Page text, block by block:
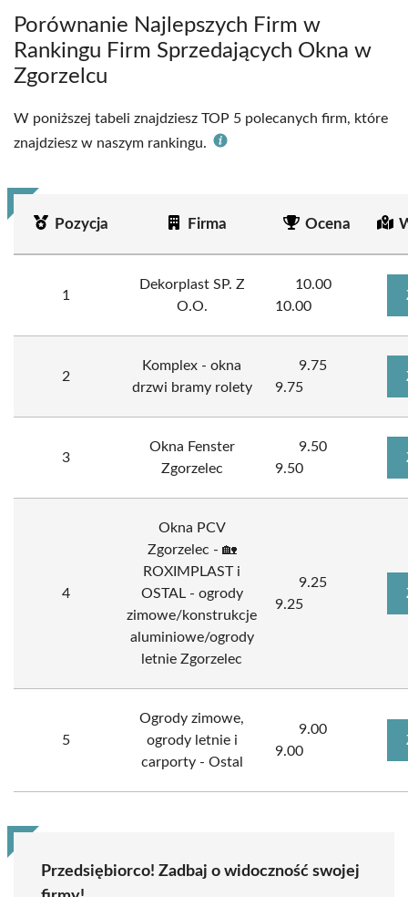
Porównanie Najlepszych Firm w
Rankingu Firm Sprzedających Okna w
Zgorzelcu
W poniższej tabeli znajdziesz TOP 5 polecanych firm, które
znajdziesz w naszym rankingu.
Pozycja Firma Ocena
1
Dekorplast SP. Z
O.O.
10.00
10.00
2
Komplex - okna
drzwi bramy rolety
9.75
9.75
3
Okna Fenster
Zgorzelec
9.50
9.50
4
Okna PCV
Zgorzelec - 🏡
ROXIMPLAST i
OSTAL - ogrody
zimowe/konstrukcje
aluminiowe/ogrody
letnie Zgorzelec
9.25
9.25
5
Ogrody zimowe,
ogrody letnie i
carporty - Ostal
9.00
9.00
Przedsiębiorco! Zadbaj o widoczność swojej